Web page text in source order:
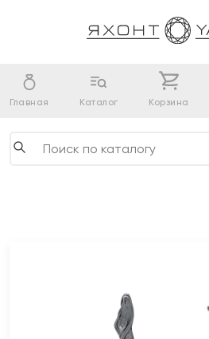
Главная Каталог Корзина